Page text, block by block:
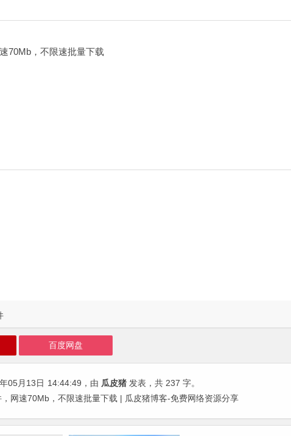
70Mb，不限速批量下载
百度网盘
05月13日 14:44:49 ，由 瓜皮猪 发表，共 237 字。
网速70Mb，不限速批量下载 | 瓜皮猪博客-免费网络资源分享